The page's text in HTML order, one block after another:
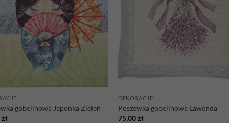
gobelinowa Japonka Zieleń
zł
DEKORACJE
Poszewka gobelinowa Lawenda
75,00zł